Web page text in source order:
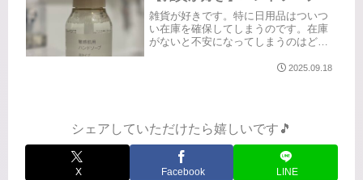
雑貨が好きです。特に日用品はついつ
い在庫を確保してしまうのです。在庫
がないと不安になってしまうのはどう
気”するであろうことはわかっているの
2025.09.18
シェアしていただけたら嬉しいです🎵
X Facebook LINE